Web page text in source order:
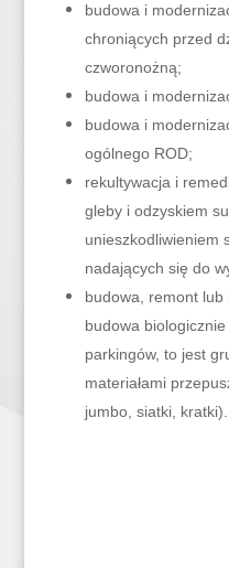
budowa i
chroniących przed
czworonożną;
budowa i
budowa i
ogólnego ROD;
rekultywacja i
gleby i odzyskiem
unieszkodliwieniem
nadających się do
budowa, remont lub
budowa
parkingów, to jest
materiałami
jumbo, siatki, kratki).